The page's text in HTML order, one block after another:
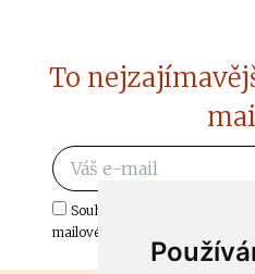
To
Souhlasím s odběrem
mailové schránky.